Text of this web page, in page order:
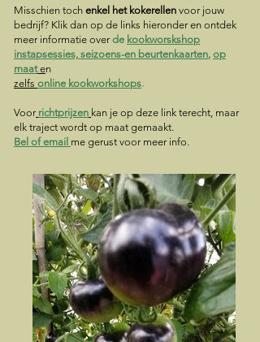
Misschien toch enkel het kokerellen voor jouw
bedrijf? Klik dan op de links hieronder en ontdek
meer informatie over de kookworskshop
instapsessies, seizoens-en beurtenkaarten, op
maat en
zelfs online kookworkshops.
Voor richtprijzen kan je op deze link terecht, maar
elk traject wordt op maat gemaakt.
Bel of email me gerust voor meer info.